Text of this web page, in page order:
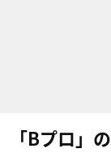
「Bプロ」